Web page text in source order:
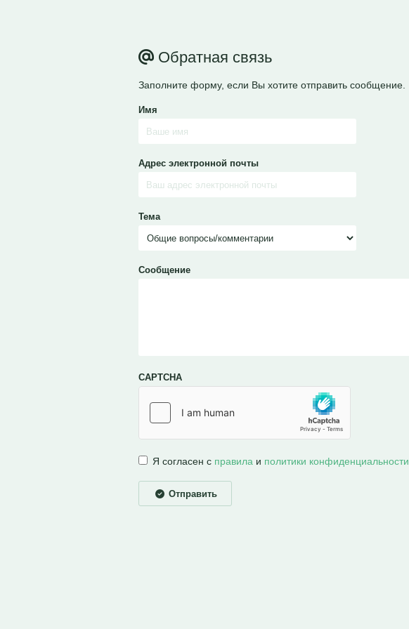
Обратная связь
Заполните форму, если Вы хотите отправить сообщение.
Имя
Адрес электронной почты
Тема
Сообщение
CAPTCHA
Я согласен с правила и политики конфиденциальности
Отправить